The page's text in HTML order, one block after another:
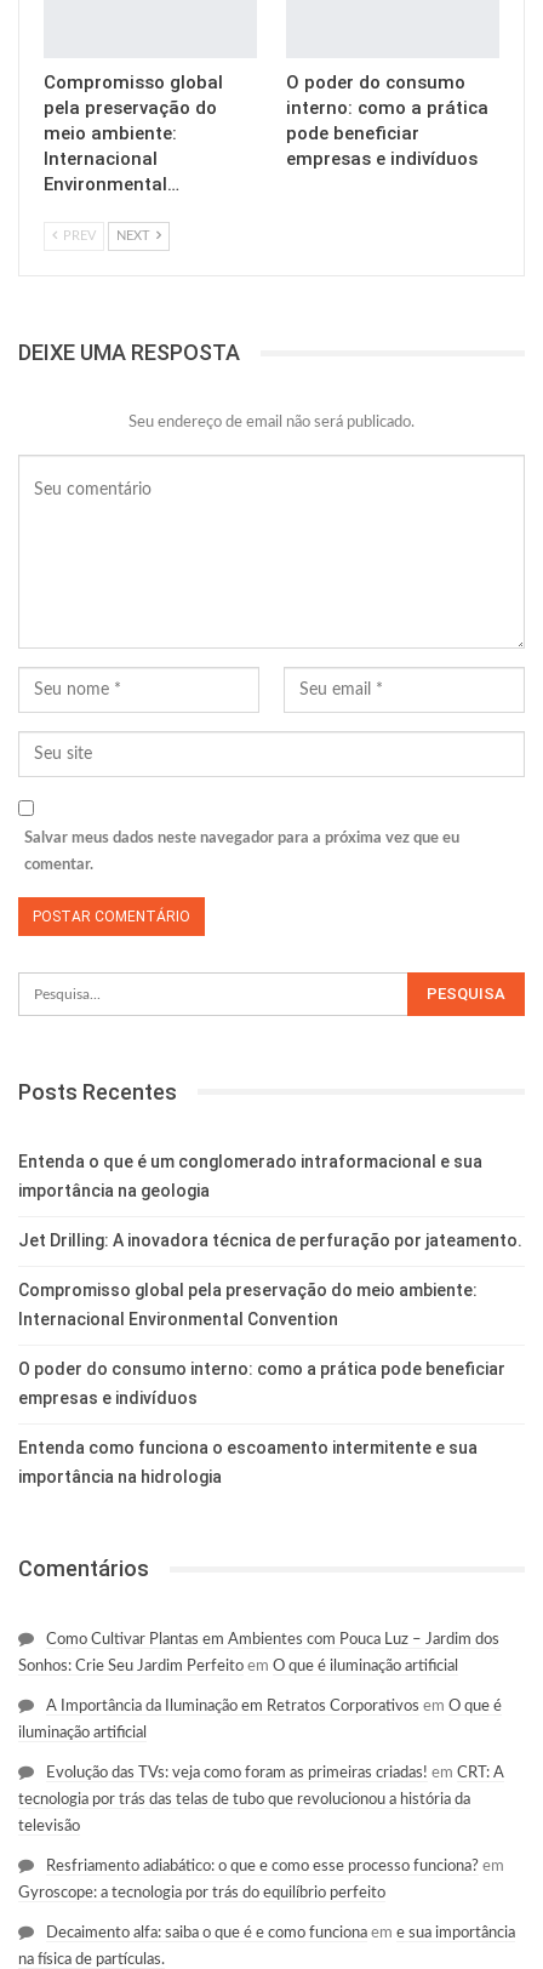
Compromisso global
pela preservação do
meio ambiente:
Internacional
Environmental…
O poder do consumo
interno: como a prática
pode beneficiar
empresas e indivíduos
PREV NEXT
DEIXE UMA RESPOSTA
Seu endereço de email não será publicado.
Salvar meus dados neste navegador para a próxima vez que eu
comentar.
Posts Recentes
Entenda o que é um conglomerado intraformacional e sua
importância na geologia
Jet Drilling: A inovadora técnica de perfuração por jateamento.
Compromisso global pela preservação do meio ambiente:
Internacional Environmental Convention
O poder do consumo interno: como a prática pode beneficiar
empresas e indivíduos
Entenda como funciona o escoamento intermitente e sua
importância na hidrologia
Comentários
Como Cultivar Plantas em Ambientes com Pouca Luz – Jardim dos
Sonhos: Crie Seu Jardim Perfeito em O que é iluminação artificial
A Importância da Iluminação em Retratos Corporativos em O que é
iluminação artificial
Evolução das TVs: veja como foram as primeiras criadas! em CRT: A
tecnologia por trás das telas de tubo que revolucionou a história da
televisão
Resfriamento adiabático: o que e como esse processo funciona? em
Gyroscope: a tecnologia por trás do equilíbrio perfeito
Decaimento alfa: saiba o que é e como funciona em e sua importância
na física de partículas.